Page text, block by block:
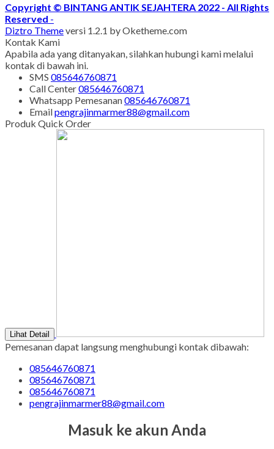
Copyright © BINTANG ANTIK SEJAHTERA 2022 - All Rights
Reserved -
Diztro Themeversi 1.2.1 by Oketheme.com
Kontak Kami
Apabila ada yang ditanyakan, silahkan hubungi kami melalui
kontak di bawah ini.
SMS 085646760871
Call Center085646760871
Whatsapp Pemesanan085646760871
Emailpengrajinmarmer88@gmail.com
Produk Quick Order
Lihat Detail
Pemesanan dapat langsung menghubungi kontak dibawah:
085646760871
085646760871
085646760871
pengrajinmarmer88@gmail.com
Masuk ke akun Anda